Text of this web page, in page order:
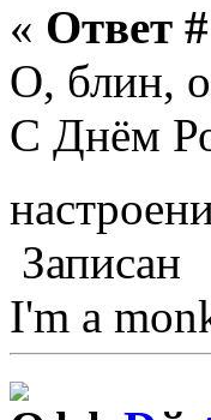
« Ответ
О, блин,
С Днём
Записан
I'm a